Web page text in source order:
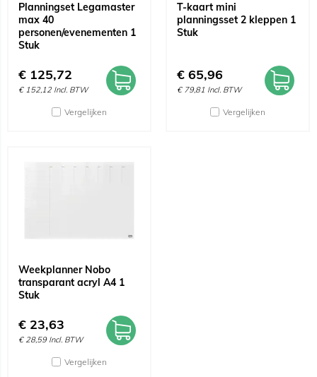
Planningset Legamaster
max 40
personen/evenementen 1
Stuk
€ 125,72
€ 152,12 Incl. BTW
Vergelijken
T-kaart mini
planningsset 2 kleppen 1
Stuk
€ 65,96
€ 79,81 Incl. BTW
Vergelijken
Weekplanner Nobo
transparant acryl A4 1
Stuk
€ 23,63
€ 28,59 Incl. BTW
Vergelijken